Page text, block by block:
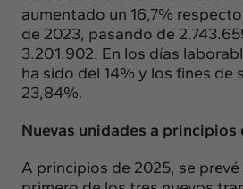
aumentado un 16,7%
de 2023, pasando de
3.201.902. En los días
ha sido del 14% y los fines de
23,84%.
Nuevas unidades a principios
A principios de 2025, se